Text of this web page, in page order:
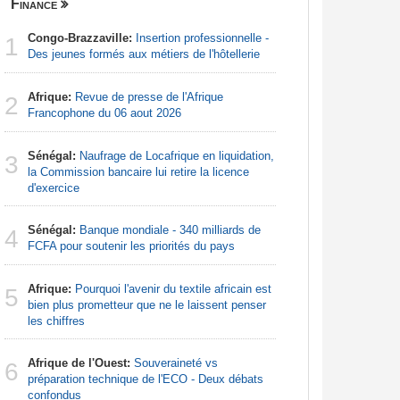
Finance
1 Congo-Brazzaville: Insertion professionnelle -
Des jeunes formés aux métiers de l'hôtellerie
2 Afrique: Revue de presse de l'Afrique
Francophone du 06 aout 2026
3 Sénégal: Naufrage de Locafrique en liquidation,
la Commission bancaire lui retire la licence
d'exercice
4 Sénégal: Banque mondiale - 340 milliards de
FCFA pour soutenir les priorités du pays
5 Afrique: Pourquoi l'avenir du textile africain est
bien plus prometteur que ne le laissent penser
les chiffres
6 Afrique de l'Ouest: Souveraineté vs
préparation technique de l'ECO - Deux débats
confondus